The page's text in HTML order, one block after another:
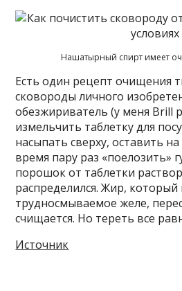
Нашатырный спирт имеет
Есть один рецепт очищения
сковороды личного
обезжириватель (у меня Brill
измельчить таблетку для
насыпать сверху, оставить
время пару раз «поелозить»
порошок от таблетки
распределился. Жир, который
трудносмываемое желе,
счищается. Но тереть все
Источник